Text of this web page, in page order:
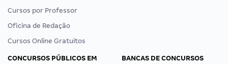
Cursos por Professor
Oficina de Redação
Cursos Online Gratuitos
CONCURSOS PÚBLICOS EM
BANCAS DE CONCURSOS